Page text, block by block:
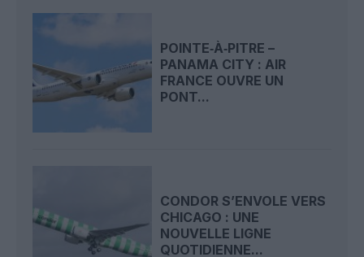
POINTE‑À‑PITRE –
PANAMA CITY : AIR
FRANCE OUVRE UN
PONT...
CONDOR S’ENVOLE VERS
CHICAGO : UNE
NOUVELLE LIGNE
QUOTIDIENNE...